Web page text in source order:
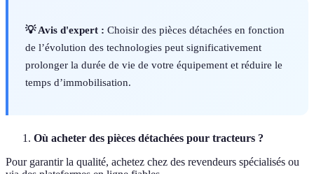
💡 Avis d'expert : Choisir des pièces détachées en fonction
de l’évolution des technologies peut significativement
prolonger la durée de vie de votre équipement et réduire le
temps d’immobilisation.
Où acheter des pièces détachées pour tracteurs ?
Pour garantir la qualité, achetez chez des revendeurs spécialisés ou